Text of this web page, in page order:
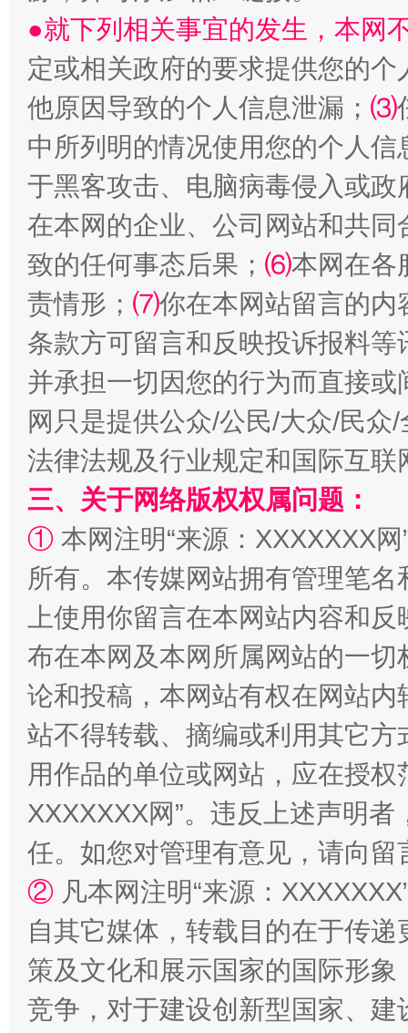
全民健身五年计划来了！等你上场
阿坝州三大球赛在茂县开幕 规模
国家大学科技园优化重塑工作
●就下列相关事宜的发生，本网
定或相关政府的要求提供您的个
他原因导致的个人信息泄漏； ⑶
中所列明的情况使用您的个人
于黑客攻击、电脑病毒侵入或
在本网的企业、公司网站和共
致的任何事态后果； ⑹本网在各
责情形； ⑺你在本网站留言的内
条款方可留言和反映投诉报料
并承担一切因您的行为而直接
网只是提供公众/公民/大众/民
法律法规及行业规定和国际互
三、关于网络版权权属问题：
① 本网注明“来源：XXXXXXX
所有。本传媒网站拥有管理笔
上使用你留言在本网站内容和
布在本网及本网所属网站的一
论和投稿，本网站有权在网站
站不得转载、摘编或利用其它
用作品的单位或网站，应在授
XXXXXXX网”。违反上述声明
任。如您对管理有意见，请向
② 凡本网注明“来源：
自其它媒体，转载目的在于传
策及文化和展示国家的国际形
竞争，对于建设创新型国家、